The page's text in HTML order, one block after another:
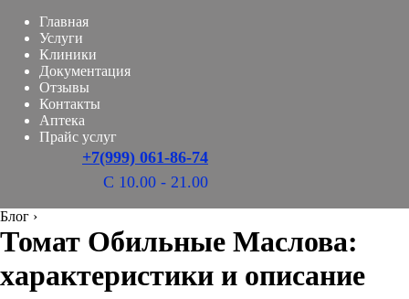
Главная
Услуги
Клиники
Документация
Отзывы
Контакты
Аптека
Прайс услуг
+7(999) 061-86-74
С 10.00 - 21.00
Блог ›
Томат Обильные Маслова:
характеристики и описание